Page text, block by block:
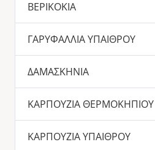
ΒΕΡΙΚΟΚΙΑ
ΓΑΡΥΦΑΛΛΙΑ ΥΠΑΙΘΡΟΥ
ΔΑΜΑΣΚΗΝΙΑ
ΚΑΡΠΟΥΖΙΑ ΘΕΡΜΟΚΗΠΙΟΥ
ΚΑΡΠΟΥΖΙΑ ΥΠΑΙΘΡΟΥ